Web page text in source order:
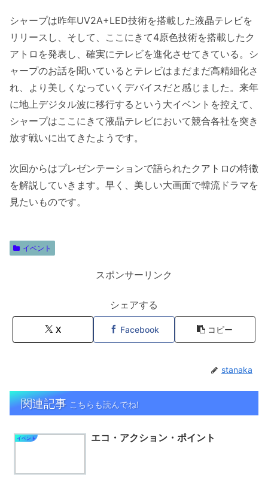
シャープは昨年UV2A+LED技術を搭載した液晶テレビを
リリースし、そして、ここにきて4原色技術を搭載したク
アトロを発表し、確実にテレビを進化させてきている。シ
ャープのお話を聞いているとテレビはまだまだ高精細化さ
れ、より美しくなっていくデバイスだと感じました。来年
に地上デジタル波に移行するという大イベントを控えて、
シャープはここにきて液晶テレビにおいて競合各社を突き
放す戦いに出てきたようです。
次回からはプレゼンテーションで語られたクアトロの特徴
を解説していきます。早く、美しい大画面で韓流ドラマを
見たいものです。
イベント
スポンサーリンク
シェアする
X Facebook コピー
stanaka
関連記事 こちらも読んでね!
イベント エコ・アクション・ポイント